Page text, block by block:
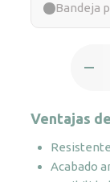
Bandeja
negra
cantidad
Ventajas
Acabado